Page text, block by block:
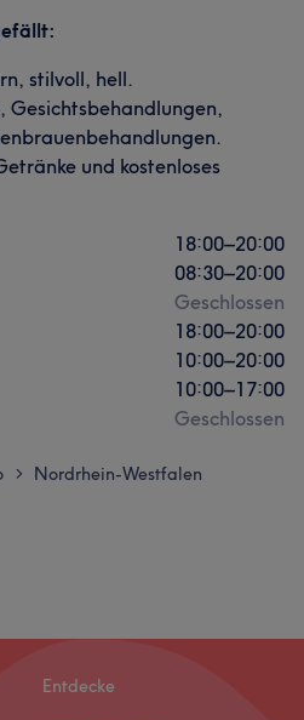
stilvoll, hell.
Gesichtsbehandlungen,
und kostenloses
18:00–20:00
08:30–20:00
Geschlossen
18:00–20:00
10:00–20:00
10:00–17:00
Geschlossen
> Nordrhein-Westfalen
Entdecke